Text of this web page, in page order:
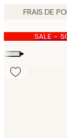
content.SALE -
▸